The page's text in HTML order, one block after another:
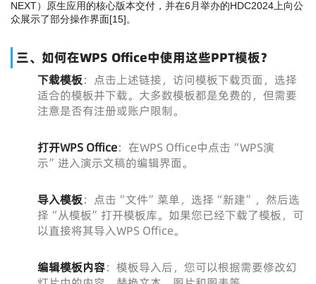
NEXT）原生应用的核心版本交付，并在6月举办的HDC2024上向公
众展示了部分操作界面[15]。
三、如何在WPS Office中使用这些PPT模板？
下载模板：点击上述链接，访问模板下载页面，选择
适合的模板并下载。大多数模板都是免费的，但需要
注意是否有注册或账户限制。
打开WPS Office：在WPS Office中点击“WPS演
示”进入演示文稿的编辑界面。
导入模板：点击“文件”菜单，选择“新建”，然后选
择“从模板”打开模板库。如果您已经下载了模板，可
以直接将其导入WPS Office。
编辑模板内容：模板导入后，您可以根据需要修改幻